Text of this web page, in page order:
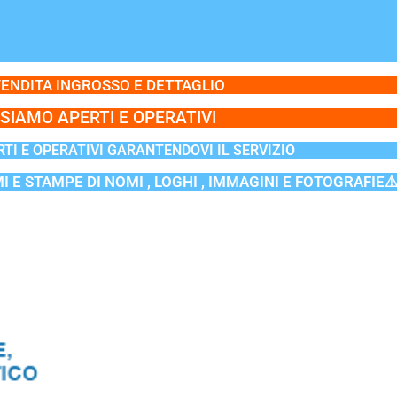
INGROSSO E DETTAGLIO
SIAMO APERTI E OPERATIVI
E OPERATIVI GARANTENDOVI IL SERVIZIO
E STAMPE DI NOMI , LOGHI , IMMAGINI E